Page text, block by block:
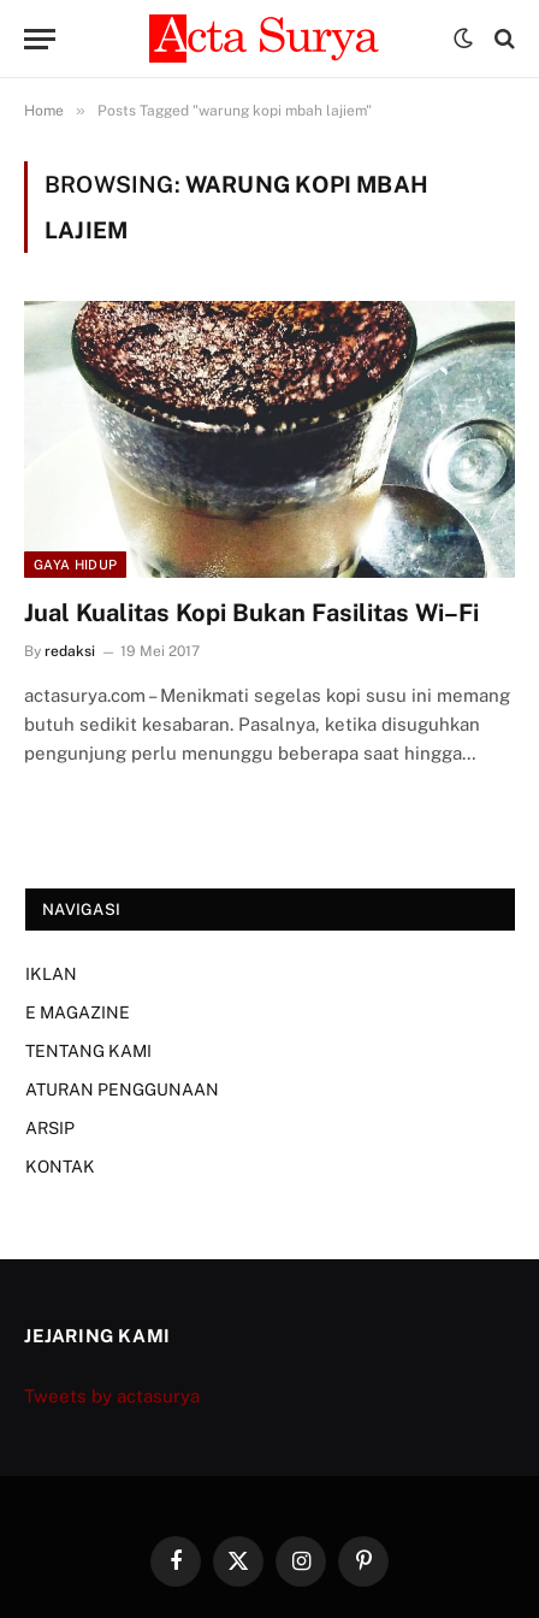
Home » Posts Tagged "warung kopi mbah lajiem"
BROWSING: WARUNG KOPI MBAH
LAJIEM
GAYA HIDUP
Jual Kualitas Kopi Bukan Fasilitas Wi–Fi
By redaksi 19 Mei 2017
actasurya.com – Menikmati segelas kopi susu ini memang
butuh sedikit kesabaran. Pasalnya, ketika disuguhkan
pengunjung perlu menunggu beberapa saat hingga…
NAVIGASI
IKLAN
E MAGAZINE
TENTANG KAMI
ATURAN PENGGUNAAN
ARSIP
KONTAK
JEJARING KAMI
Tweets by actasurya
FacebookX
InstagramPinterest